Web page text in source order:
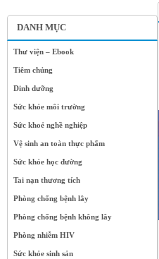
DANH MỤC
Thư viện – Ebook
Tiêm chủng
Dinh dưỡng
Sức khỏe môi trường
Sức khoẻ nghề nghiệp
Vệ sinh an toàn thực phẩm
Sức khỏe học đường
Tai nạn thương tích
Phòng chống bệnh lây
Phòng chống bệnh không lây
Phòng nhiễm HIV
Sức khỏe sinh sản